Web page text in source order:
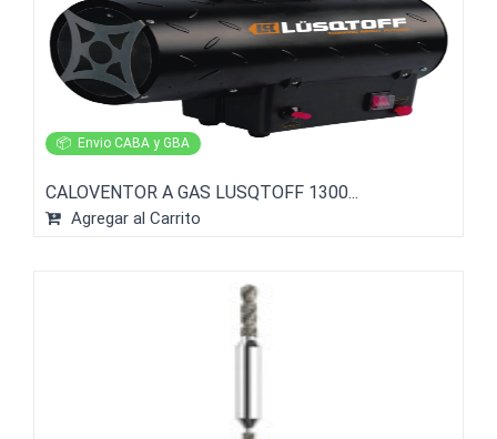
📦 Envio CABA y GBA
CALOVENTOR A GAS LUSQTOFF 1300...
Agregar al Carrito